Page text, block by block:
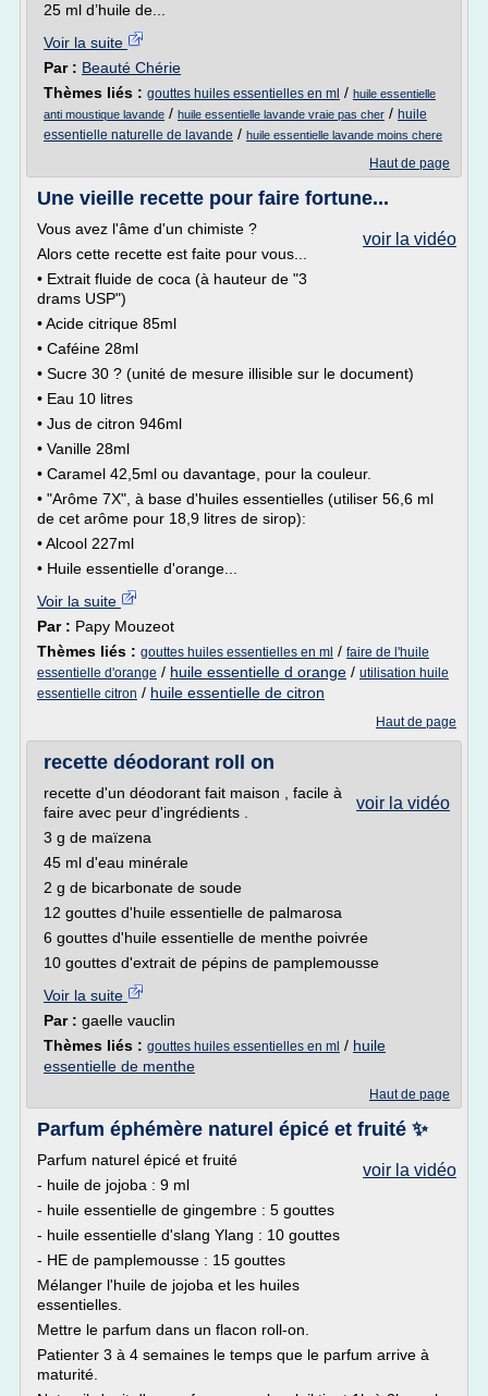
25 ml d’huile de...
Voir la suite
Par : Beauté Chérie
Thèmes liés : gouttes huiles essentielles en ml / huile essentielle
anti moustique lavande / huile essentielle lavande vraie pas cher / huile
essentielle naturelle de lavande / huile essentielle lavande moins chere
Haut de page
Une vieille recette pour faire fortune...
voir la vidéo
Vous avez l'âme d'un chimiste ?
Alors cette recette est faite pour vous...
• Extrait fluide de coca (à hauteur de "3
drams USP")
• Acide citrique 85ml
• Caféine 28ml
• Sucre 30 ? (unité de mesure illisible sur le document)
• Eau 10 litres
• Jus de citron 946ml
• Vanille 28ml
• Caramel 42,5ml ou davantage, pour la couleur.
• "Arôme 7X", à base d'huiles essentielles (utiliser 56,6 ml
de cet arôme pour 18,9 litres de sirop):
• Alcool 227ml
• Huile essentielle d'orange...
Voir la suite
Par : Papy Mouzeot
Thèmes liés : gouttes huiles essentielles en ml / faire de l'huile
essentielle d'orange / huile essentielle d orange / utilisation huile
essentielle citron / huile essentielle de citron
Haut de page
recette déodorant roll on
voir la vidéo
recette d'un déodorant fait maison , facile à
faire avec peur d'ingrédients .
3 g de maïzena
45 ml d'eau minérale
2 g de bicarbonate de soude
12 gouttes d'huile essentielle de palmarosa
6 gouttes d'huile essentielle de menthe poivrée
10 gouttes d'extrait de pépins de pamplemousse
Voir la suite
Par : gaelle vauclin
Thèmes liés : gouttes huiles essentielles en ml / huile
essentielle de menthe
Haut de page
Parfum éphémère naturel épicé et fruité ✨
voir la vidéo
Parfum naturel épicé et fruité
- huile de jojoba : 9 ml
- huile essentielle de gingembre : 5 gouttes
- huile essentielle d'slang Ylang : 10 gouttes
- HE de pamplemousse : 15 gouttes
Mélanger l'huile de jojoba et les huiles
essentielles.
Mettre le parfum dans un flacon roll-on.
Patienter 3 à 4 semaines le temps que le parfum arrive à
maturité.